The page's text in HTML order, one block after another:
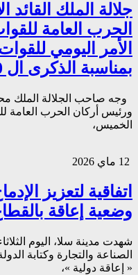
جلالة الملك
الحرب العامة
الأمر اليومي
بمناسبة الذكرى ال 70 لتأسيسها
وجه صاحب الجلالة الملك
ورئيس أركان الحرب العامة
الخميس،
اتفاقية لتعزيز
وضعية إعاقة
شهدت مدينة سلا، اليوم
الصناعة والتجارة وكتابة
« إعاقة دولية »،